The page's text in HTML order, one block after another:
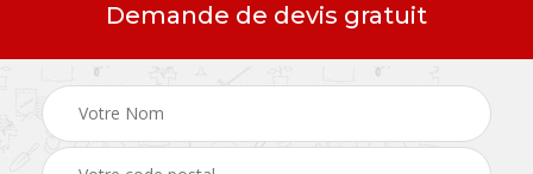
Demande de devis gratuit